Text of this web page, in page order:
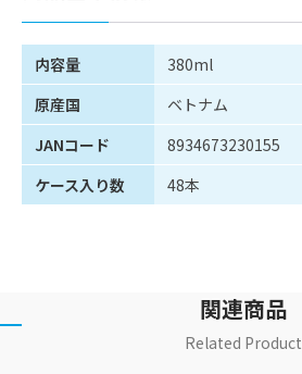
内容量
380ml
原産国
ベトナム
JANコード
8934673230155
ケース入り数
48本
関連商品
Related Product